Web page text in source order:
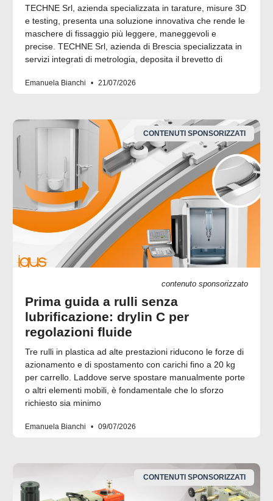
TECHNE Srl, azienda specializzata in tarature, misure 3D
e testing, presenta una soluzione innovativa che rende le
maschere di fissaggio più leggere, maneggevoli e
precise. TECHNE Srl, azienda di Brescia specializzata in
servizi integrati di metrologia, deposita il brevetto di
Emanuela Bianchi 21/07/2026
CONTENUTI SPONSORIZZATI
contenuto sponsorizzato
Prima guida a rulli senza
lubrificazione: drylin C per
regolazioni fluide
Tre rulli in plastica ad alte prestazioni riducono le forze di
azionamento e di spostamento con carichi fino a 20 kg
per carrello. Laddove serve spostare manualmente porte
o altri elementi mobili, è fondamentale che lo sforzo
richiesto sia minimo
Emanuela Bianchi 09/07/2026
CONTENUTI SPONSORIZZATI